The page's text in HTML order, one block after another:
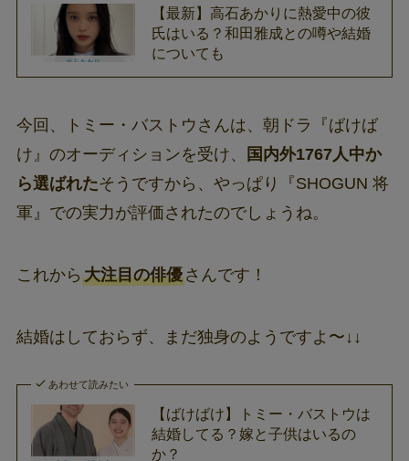
【最新】高石あかりに熱愛中の彼
氏はいる？和田雅成との噂や結婚
についても
今回、トミー・バストウさんは、朝ドラ『ばけば
け』のオーディションを受け、
国内外1767人中か
ら選ばれたそうですから、やっぱり『SHOGUN 将
軍』での実力が評価されたのでしょうね。
これから 大注目の俳優さんです！
結婚はしておらず、まだ独身のようですよ〜↓↓
あわせて読みたい
【ばけばけ】トミー・バストウは
結婚してる？嫁と子供はいるの
か？